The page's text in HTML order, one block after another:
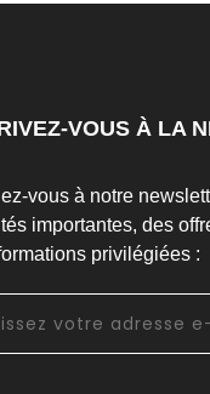
VOUS À LA
vous à notre
importantes, des
privilégiées :